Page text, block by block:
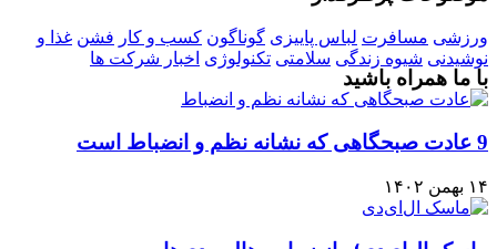
ورزشی مسافرت لباس پاییزی گوناگون کسب و کار فشن غذا و
نوشیدنی شیوه زندگی سلامتی تکنولوژی اخبار شرکت ها
با ما همراه باشید
9 عادت صبحگاهی که نشانه نظم و انضباط است
۱۴ بهمن ۱۴۰۲